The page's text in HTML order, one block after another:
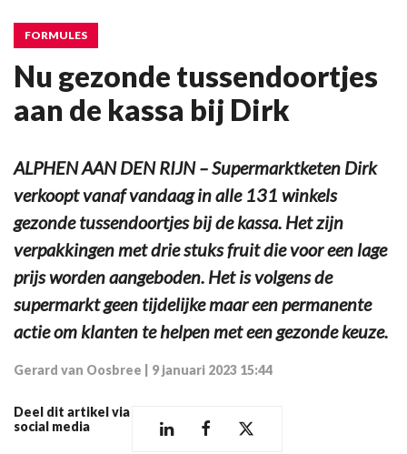
FORMULES
Nu gezonde tussendoortjes
aan de kassa bij Dirk
ALPHEN AAN DEN RIJN – Supermarktketen Dirk
verkoopt vanaf vandaag in alle 131 winkels
gezonde tussendoortjes bij de kassa. Het zijn
verpakkingen met drie stuks fruit die voor een lage
prijs worden aangeboden. Het is volgens de
supermarkt geen tijdelijke maar een permanente
actie om klanten te helpen met een gezonde keuze.
Gerard van Oosbree 9 januari 2023 15:44
Deel dit artikel via
social media